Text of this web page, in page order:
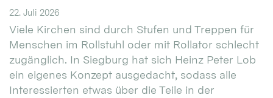
22. Juli 2026
Viele Kirchen sind durch Stufen und Treppen für
Menschen im Rollstuhl oder mit Rollator schlecht
zugänglich. In Siegburg hat sich Heinz Peter Lob
ein eigenes Konzept ausgedacht, sodass alle
Interessierten etwas über die Teile in der